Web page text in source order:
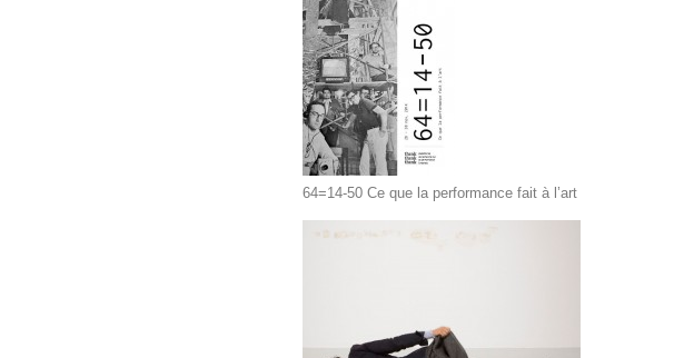
64=14-50 Ce que la performance fait à l’art